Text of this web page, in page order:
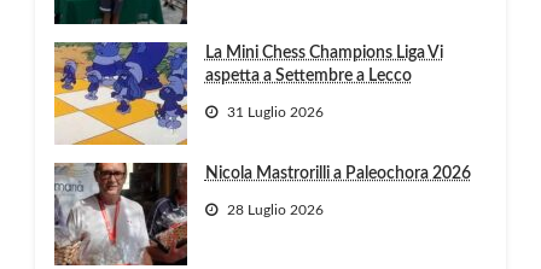
La Mini Chess Champions Liga Vi
aspetta a Settembre a Lecco
31 Luglio 2026
Nicola Mastrorilli a Paleochora 2026
28 Luglio 2026